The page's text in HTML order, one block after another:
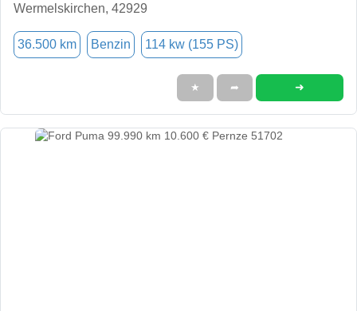
Wermelskirchen, 42929
36.500 km Benzin 114 kw (155 PS)
★ ➦ ➜